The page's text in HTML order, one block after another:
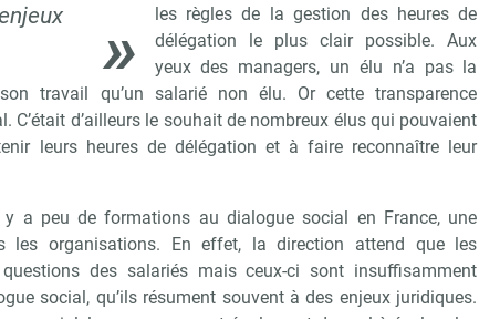
les règles de la gestion des heures de
délégation le plus clair possible. Aux
yeux des managers, un élu n’a pas la
travail qu’un salarié non élu. Or cette transparence
C’était d’ailleurs le souhait de nombreux élus qui pouvaient
leurs heures de délégation et à faire reconnaître leur
y a peu de formations au dialogue social en France, une
les organisations. En effet, la direction attend que les
des salariés mais ceux-ci sont insuffisamment
social, qu’ils résument souvent à des enjeux juridiques.